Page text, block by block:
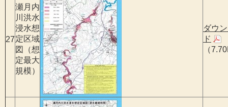
27
瀬月内
川洪水
浸水想
定区域
図（想
定最大
規模）
ダウ
ド
（